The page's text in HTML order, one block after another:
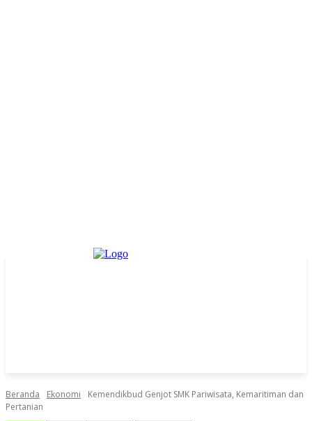
Beranda Ekonomi
Kemendikbud Genjot SMK Pariwisata, Kemaritiman dan
Pertanian